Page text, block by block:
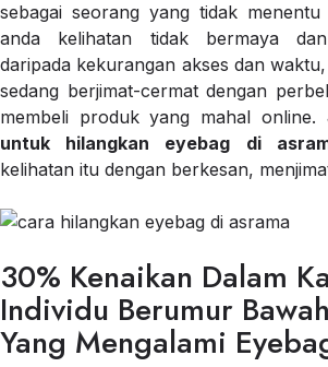
sebagai seorang yang tidak
anda kelihatan tidak bermaya
daripada kekurangan akses dan
sedang berjimat-cermat dengan
membeli produk yang mahal online.
untuk hilangkan eyebag di
kelihatan itu dengan berkesan,
30% Kenaikan Dalam
Individu Berumur
Yang Mengalami